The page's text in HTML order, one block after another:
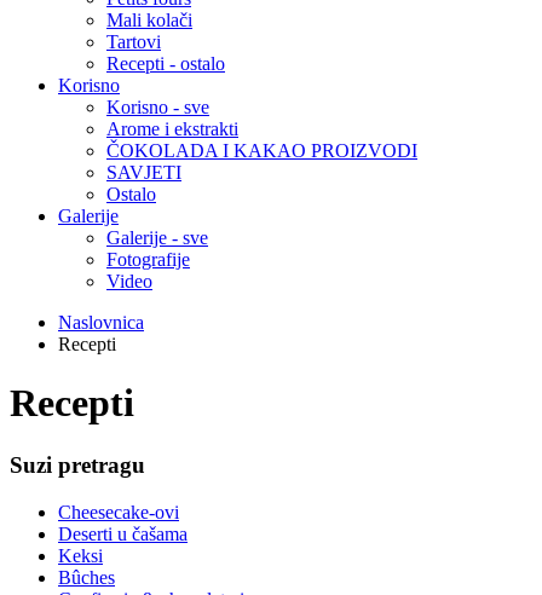
Mali kolači
Tartovi
Recepti - ostalo
Korisno
Korisno - sve
Arome i ekstrakti
ČOKOLADA I KAKAO PROIZVODI
SAVJETI
Ostalo
Galerije
Galerije - sve
Fotografije
Video
Naslovnica
Recepti
Recepti
Suzi pretragu
Cheesecake-ovi
Deserti u čašama
Keksi
Bûches